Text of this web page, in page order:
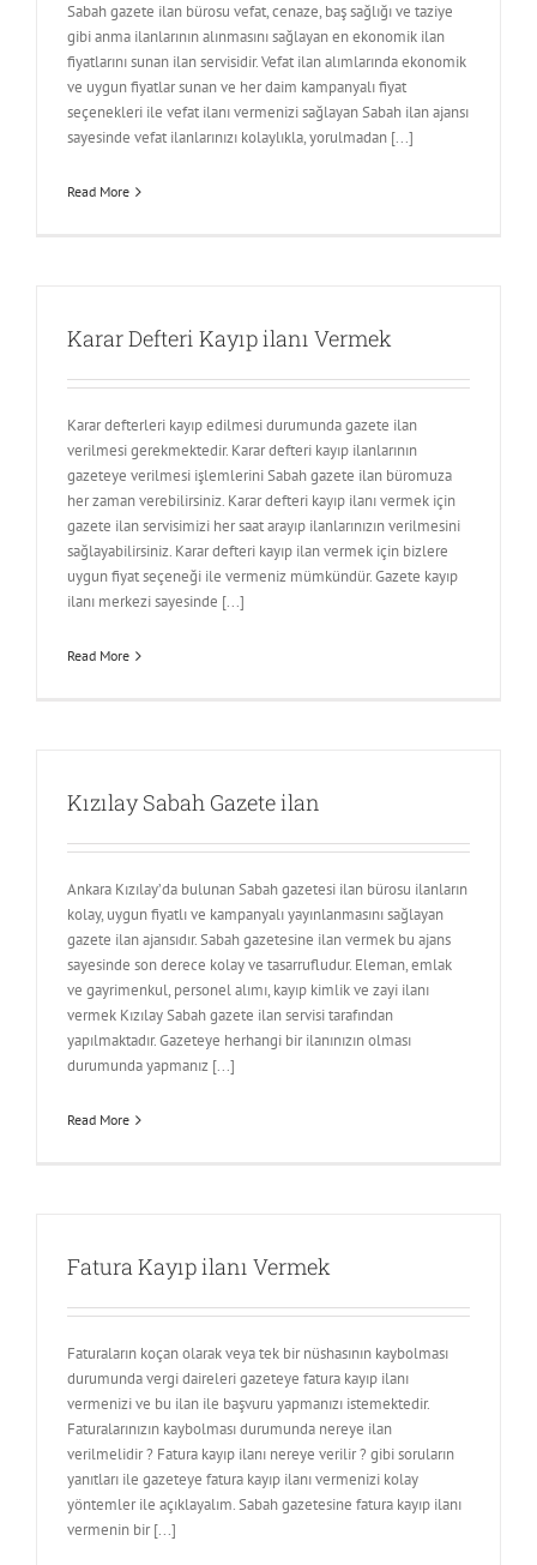
Sabah gazete ilan bürosu vefat, cenaze, baş sağlığı ve taziye
gibi anma ilanlarının alınmasını sağlayan en ekonomik ilan
fiyatlarını sunan ilan servisidir. Vefat ilan alımlarında ekonomik
ve uygun fiyatlar sunan ve her daim kampanyalı fiyat
seçenekleri ile vefat ilanı vermenizi sağlayan Sabah ilan ajansı
sayesinde vefat ilanlarınızı kolaylıkla, yorulmadan [...]
Read More
Karar Defteri Kayıp ilanı Vermek
Karar defterleri kayıp edilmesi durumunda gazete ilan
verilmesi gerekmektedir. Karar defteri kayıp ilanlarının
gazeteye verilmesi işlemlerini Sabah gazete ilan büromuza
her zaman verebilirsiniz. Karar defteri kayıp ilanı vermek için
gazete ilan servisimizi her saat arayıp ilanlarınızın verilmesini
sağlayabilirsiniz. Karar defteri kayıp ilan vermek için bizlere
uygun fiyat seçeneği ile vermeniz mümkündür. Gazete kayıp
ilanı merkezi sayesinde [...]
Read More
Kızılay Sabah Gazete ilan
Ankara Kızılay’da bulunan Sabah gazetesi ilan bürosu ilanların
kolay, uygun fiyatlı ve kampanyalı yayınlanmasını sağlayan
gazete ilan ajansıdır. Sabah gazetesine ilan vermek bu ajans
sayesinde son derece kolay ve tasarrufludur. Eleman, emlak
ve gayrimenkul, personel alımı, kayıp kimlik ve zayi ilanı
vermek Kızılay Sabah gazete ilan servisi tarafından
yapılmaktadır. Gazeteye herhangi bir ilanınızın olması
durumunda yapmanız [...]
Read More
Fatura Kayıp ilanı Vermek
Faturaların koçan olarak veya tek bir nüshasının kaybolması
durumunda vergi daireleri gazeteye fatura kayıp ilanı
vermenizi ve bu ilan ile başvuru yapmanızı istemektedir.
Faturalarınızın kaybolması durumunda nereye ilan
verilmelidir ? Fatura kayıp ilanı nereye verilir ? gibi soruların
yanıtları ile gazeteye fatura kayıp ilanı vermenizi kolay
yöntemler ile açıklayalım. Sabah gazetesine fatura kayıp ilanı
vermenin bir [...]